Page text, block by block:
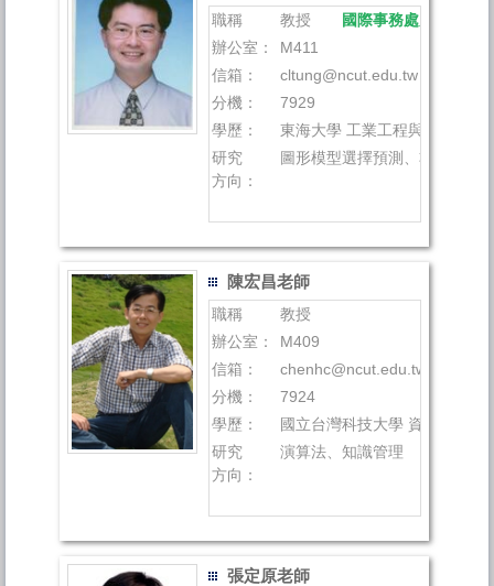
職稱 教授 國際事務處處長
辦公室：
M411
信箱：
cltung@ncut.edu.tw
分機：
7929
學歷：
東海大學 工業工程與經營資訊
研究
方向：
圖形模型選擇預測、非結構性
陳宏昌老師
職稱
教授
辦公室：
M409
信箱：
chenhc@ncut.edu.tw
分機：
7924
學歷：
國立台灣科技大學 資訊管理所
研究
方向：
演算法、知識管理
張定原老師